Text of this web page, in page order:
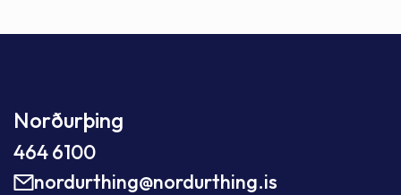
Norðurþing
464 6100
nordurthing@nordurthing.is